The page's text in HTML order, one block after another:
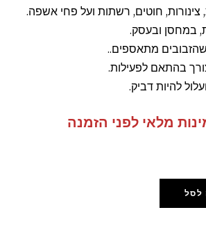
חוטים, רשתות ועל פחי אשפה.
במחסן ובעסק.
מתאספים..
בהתאם לפעילות.
להיות דביק.
מלאי לפני הזמנה
לסל